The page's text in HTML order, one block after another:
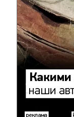
Фото:
Игорь
Иванко,
Коммерсантъ